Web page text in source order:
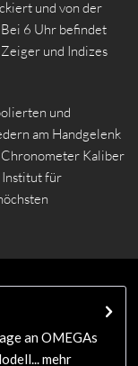
und von der
6 Uhr befindet
und Indizes
und
am Handgelenk
Kaliber
Institut für
an OMEGAs
mehr